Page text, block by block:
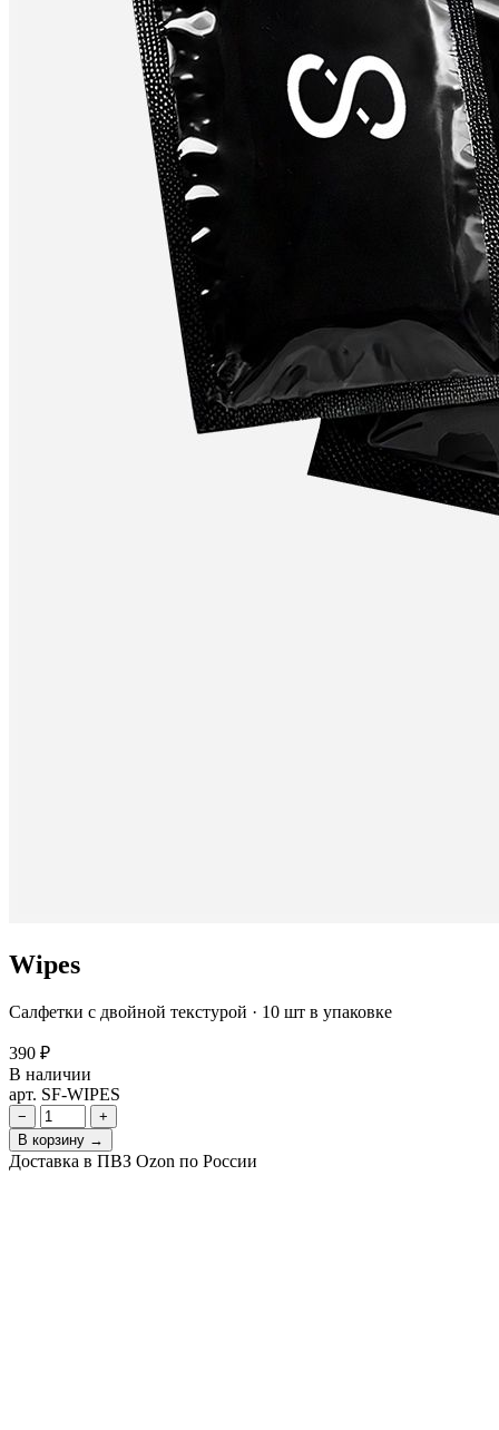
Wipes
Салфетки с двойной текстурой · 10 шт в упаковке
390 ₽
В наличии
арт. SF-WIPES
−
+
В корзину →
Доставка в ПВЗ Ozon по России